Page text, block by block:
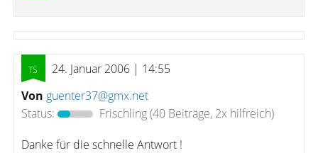
24. Januar 2006 | 14:55
Von guenter37@gmx.net
Status:
Frischling(40 Beiträge, 2x hilfreich)
Danke für die schnelle Antwort !